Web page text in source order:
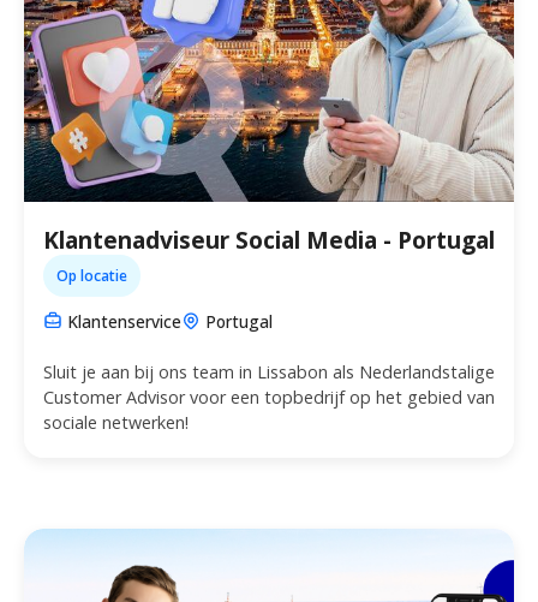
Klantenadviseur Social Media - Portugal
Op locatie
Klantenservice Portugal
Sluit je aan bij ons team in Lissabon als Nederlandstalige
Customer Advisor voor een topbedrijf op het gebied van
sociale netwerken!